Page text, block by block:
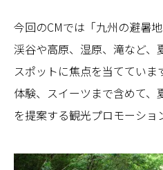
今回のCMでは「九州の避暑
渓谷や高原、湿原、滝など
スポットに焦点を当てていま
体験、スイーツまで含めて
を提案する観光プロモーショ